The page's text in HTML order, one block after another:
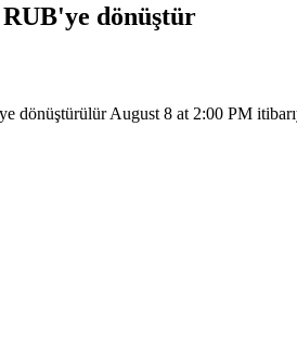
RUB'ye dönüştür
dönüştürülür August 8 at 2:00 PM